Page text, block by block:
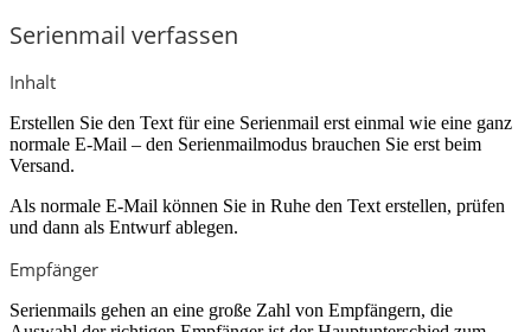
Serienmail verfassen
Inhalt
Erstellen Sie den Text für eine Serienmail erst einmal wie eine ganz
normale E-Mail – den Serienmailmodus brauchen Sie erst beim
Versand.
Als normale E-Mail können Sie in Ruhe den Text erstellen, prüfen
und dann als Entwurf ablegen.
Empfänger
Serienmails gehen an eine große Zahl von Empfängern, die